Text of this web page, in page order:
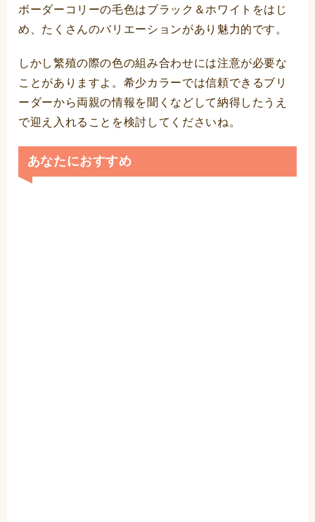
ボーダーコリーの毛色はブラック＆ホワイトをはじ
め、たくさんのバリエーションがあり魅力的です。
しかし繁殖の際の色の組み合わせには注意が必要な
ことがありますよ。希少カラーでは信頼できるブリ
ーダーから両親の情報を聞くなどして納得したうえ
で迎え入れることを検討してくださいね。
あなたにおすすめ